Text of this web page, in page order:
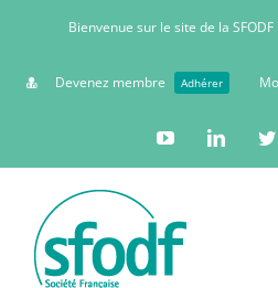
Bienvenue sur le site de la SFODF
Devenez membre Adhérer
YouTubeLinkedin